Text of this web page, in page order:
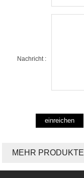
Nachricht :
MEHR PRODUKTE